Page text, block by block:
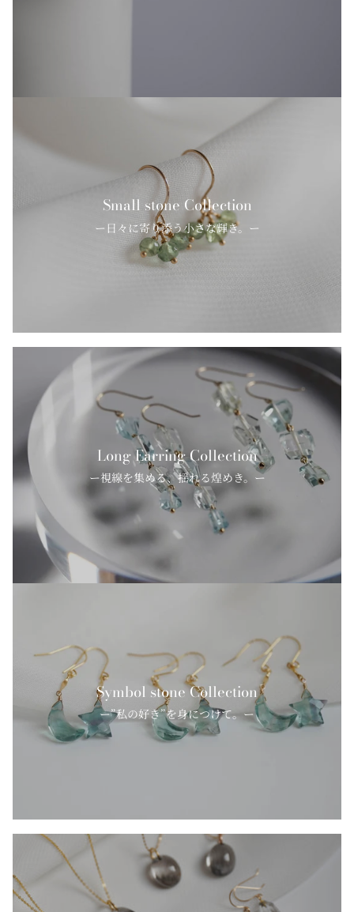
Small stone Collection
ー日々に寄り添う小さな輝き。ー
Long Earring Collection
ー視線を集める、揺れる煌めき。ー
Symbol stone Collection
ー”私の好き”を身につけて。ー